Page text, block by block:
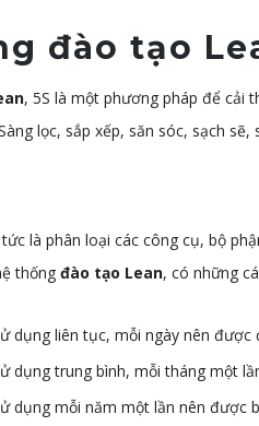
đào tạo
, 5S là một phương pháp để cải
lọc, sắp xếp, săn sóc, sạch
là phân loại các công cụ, bộ
thống đào tạo Lean, có những
dụng liên tục, mỗi ngày nên
dụng trung bình, mỗi tháng một
dụng mỗi năm một lần nên được
đồng quản lý
chuyên
chuyên môn,